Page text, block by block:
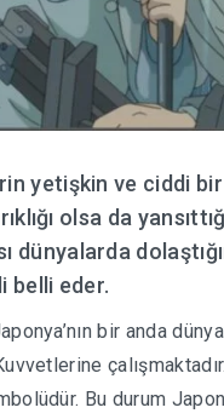
yetişkin ve ciddi
olsa da
dünyalarda
belli eder.
bir anda
Bu durum